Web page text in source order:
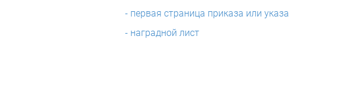
- первая страница приказа или указа
- наградной лист